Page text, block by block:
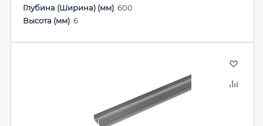
Глубина (Ширина) (мм): 600
Высота (мм): 6